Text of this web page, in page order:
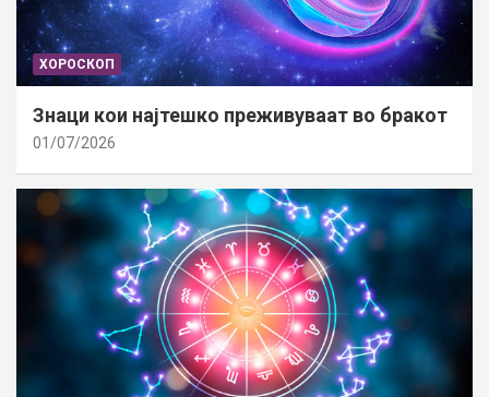
ХОРОСКОП
Знаци кои најтешко преживуваат во бракот
01/07/2026